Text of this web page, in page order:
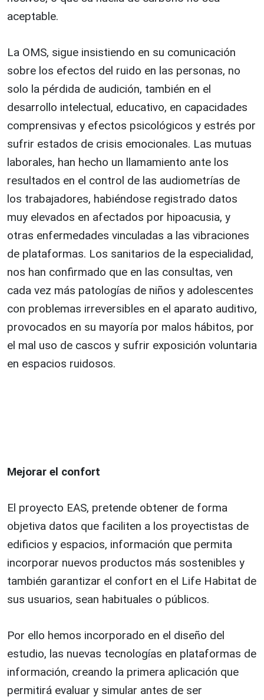
aceptable.
La OMS, sigue insistiendo en su comunicación
sobre los efectos del ruido en las personas, no
solo la pérdida de audición, también en el
desarrollo intelectual, educativo, en capacidades
comprensivas y efectos psicológicos y estrés por
sufrir estados de crisis emocionales. Las mutuas
laborales, han hecho un llamamiento ante los
resultados en el control de las audiometrías de
los trabajadores, habiéndose registrado datos
muy elevados en afectados por hipoacusia, y
otras enfermedades vinculadas a las vibraciones
de plataformas. Los sanitarios de la especialidad,
nos han confirmado que en las consultas, ven
cada vez más patologías de niños y adolescentes
con problemas irreversibles en el aparato auditivo,
provocados en su mayoría por malos hábitos, por
el mal uso de cascos y sufrir exposición voluntaria
en espacios ruidosos.
Mejorar el confort
El proyecto EAS, pretende obtener de forma
objetiva datos que faciliten a los proyectistas de
edificios y espacios, información que permita
incorporar nuevos productos más sostenibles y
también garantizar el confort en el Life Habitat de
sus usuarios, sean habituales o públicos.
Por ello hemos incorporado en el diseño del
estudio, las nuevas tecnologías en plataformas de
información, creando la primera aplicación que
permitirá evaluar y simular antes de ser